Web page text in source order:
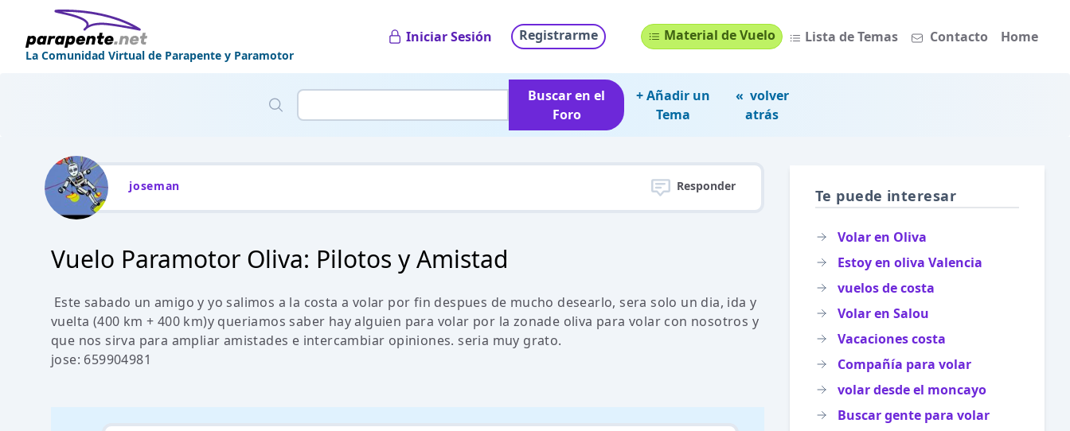
La Comunidad Virtual de Parapente y Paramotor
Iniciar Sesión Registrarme Material de Vuelo Lista de Temas Contacto Home
Buscar en el
Foro
+ Añadir un
Tema
« volver
atrás
joseman Responder
Vuelo Paramotor Oliva: Pilotos y Amistad
Este sabado un amigo y yo salimos a la costa a volar por fin despues de mucho desearlo, sera solo un dia, ida y
vuelta (400 km + 400 km)y queriamos saber hay alguien para volar por la zonade oliva para volar con nosotros y
que nos sirva para ampliar amistades e intercambiar opiniones. seria muy grato.
jose: 659904981
Te puede interesar
Volar en Oliva
Estoy en oliva Valencia
vuelos de costa
Volar en Salou
Vacaciones costa
Compañía para volar
volar desde el moncayo
Buscar gente para volar